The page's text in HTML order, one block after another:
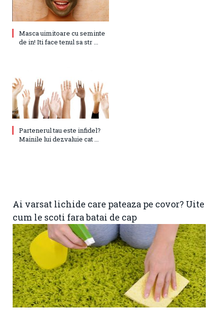
Masca uimitoare cu seminte
de in! Iti face tenul sa str ...
Partenerul tau este infidel?
Mainile lui dezvaluie cat ...
Ai varsat lichide care pateaza pe covor? Uite
cum le scoti fara batai de cap